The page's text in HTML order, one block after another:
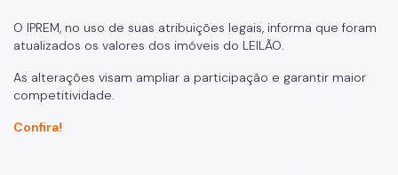
O IPREM, no uso de suas atribuições legais, informa que foram
atualizados os valores dos imóveis do LEILÃO.
As alterações visam ampliar a participação e garantir maior
competitividade.
Confira!